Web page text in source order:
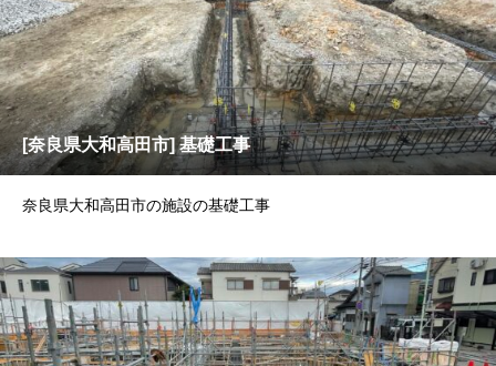
[奈良県大和高田市] 基礎工事
奈良県大和高田市の施設の基礎工事